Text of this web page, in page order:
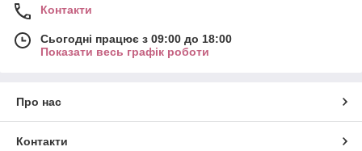
Контакти
Сьогодні працює з 09:00 до 18:00
Показати весь графік роботи
Про нас
Контакти